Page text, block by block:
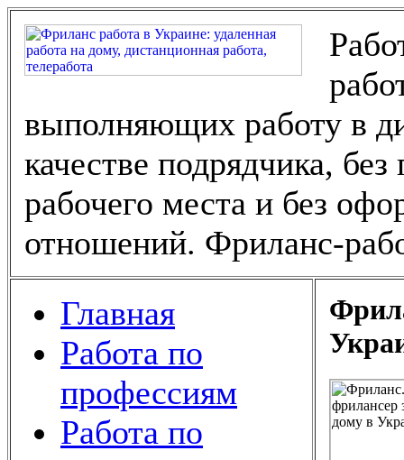
выполняющих работу в
качестве подрядчика,
рабочего места и без
отношений. Фриланс-
Главная
Работа по
профессиям
Работа по